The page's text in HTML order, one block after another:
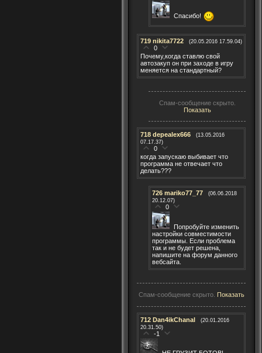
Спасибо!
719 nikita7722 (20.05.2016 17.59.04)
0
Почему,когда ставлю свой
автозакуп он при заходе в игру
меняется на стандартный?
Спам-сообщение скрыто.
Показать
718 depealex666
(13.05.2016
07.17.37)
0
когда запускаю выбивает что
программа не отвечает что
делать???
726 mariko77_77
(06.06.2018
20.12.07)
0
Попробуйте изменить
настройки совместимости
программы. Если проблема
так и не будет решена,
напишите на форум данного
вебсайта.
Спам-сообщение скрыто. Показать
712 Dan4ikChanal
(20.01.2016
20.31.50)
-1